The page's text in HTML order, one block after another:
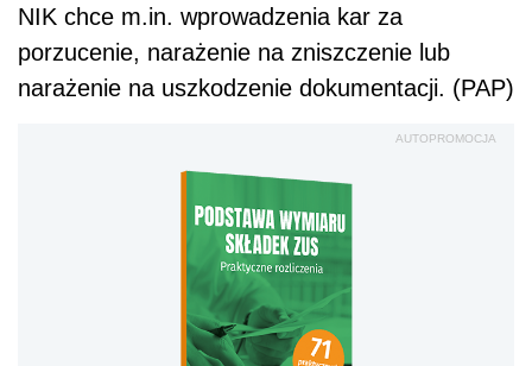
NIK chce m.in. wprowadzenia kar za
porzucenie, narażenie na zniszczenie lub
narażenie na uszkodzenie dokumentacji. (PAP)
AUTOPROMOCJA